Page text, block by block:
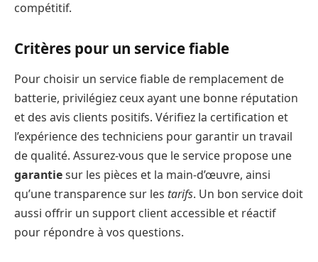
compétitif.
Critères pour un service fiable
Pour choisir un service fiable de remplacement de
batterie, privilégiez ceux ayant une bonne réputation
et des avis clients positifs. Vérifiez la certification et
l’expérience des techniciens pour garantir un travail
de qualité. Assurez-vous que le service propose une
garantiesur les pièces et la main-d’œuvre, ainsi
qu’une transparence sur les tarifs. Un bon service doit
aussi offrir un support client accessible et réactif
pour répondre à vos questions.